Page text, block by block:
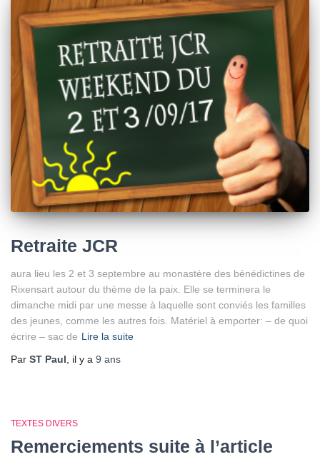
Retraite JCR
aura lieu les 2 et 3 septembre au monastère des bénédictines de
Rixensart autour du thème de la paix. Elle se terminera le
dimanche midi par une messe à laquelle sont conviés les familles
des jeunes, comme les autres fois. Matériel à emporter: – de quoi
écrire – sac de Lire la suite
Par ST Paul , il y a 9 ans
TEXTES DIVERS
Remerciements suite à l’article